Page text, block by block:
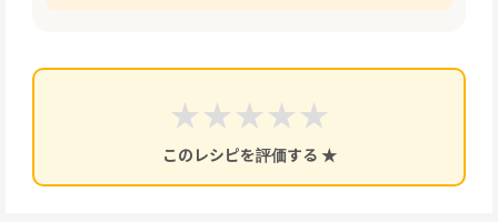
★
★
★
★
★
このレシピを評価する ★